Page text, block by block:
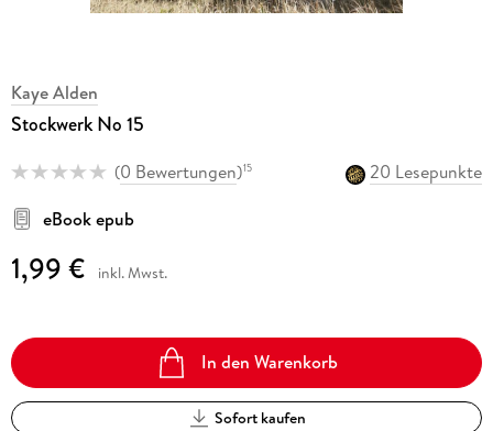
Kaye Alden
Stockwerk No 15
(0 Bewertungen)15
20 Lesepunkte
eBook epub
1,99 € inkl. Mwst.
In den Warenkorb
Sofort kaufen